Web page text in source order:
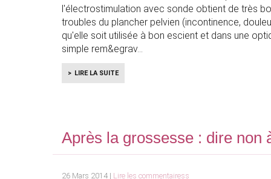
l'électrostimulation avec sonde obtient de très
troubles du plancher pelvien (incontinence,
qu'elle soit utilisée à bon escient et dans une
simple rem&egrav
LIRE LA SUITE
Après la grossesse : dire non
26 Mars 2014 | Lire les commentairess